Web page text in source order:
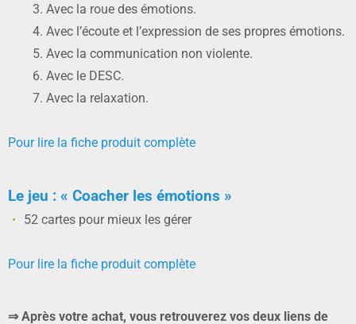
Avec la roue des émotions.
Avec l’écoute et l’expression de ses propres émotions.
Avec la communication non violente.
Avec le DESC.
Avec la relaxation.
Pour lire la fiche produit complète
Le jeu : « Coacher les émotions »
52 cartes pour mieux les gérer
Pour lire la fiche produit complète
⇒ Après votre achat, vous retrouverez vos deux liens de